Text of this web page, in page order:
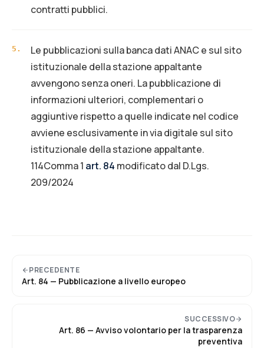
contratti pubblici.
5 .
Le pubblicazioni sulla banca dati ANAC e sul sito
istituzionale della stazione appaltante
avvengono senza oneri. La pubblicazione di
informazioni ulteriori, complementari o
aggiuntive rispetto a quelle indicate nel codice
avviene esclusivamente in via digitale sul sito
istituzionale della stazione appaltante.
114Comma 1 art. 84 modificato dal D.Lgs.
209/2024
PRECEDENTE
Art. 84 — Pubblicazione a livello europeo
SUCCESSIVO
Art. 86 — Avviso volontario per la trasparenza
preventiva